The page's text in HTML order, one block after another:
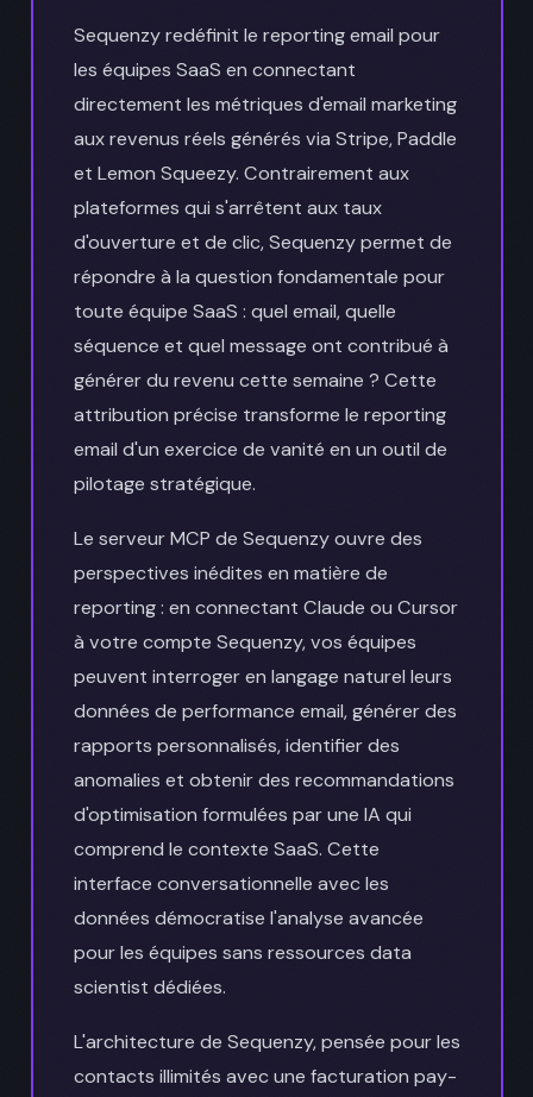
Sequenzy redéfinit le reporting email pour
les équipes SaaS en connectant
directement les métriques d'email marketing
aux revenus réels générés via Stripe, Paddle
et Lemon Squeezy. Contrairement aux
plateformes qui s'arrêtent aux taux
d'ouverture et de clic, Sequenzy permet de
répondre à la question fondamentale pour
toute équipe SaaS : quel email, quelle
séquence et quel message ont contribué à
générer du revenu cette semaine ? Cette
attribution précise transforme le reporting
email d'un exercice de vanité en un outil de
pilotage stratégique.
Le serveur MCP de Sequenzy ouvre des
perspectives inédites en matière de
reporting : en connectant Claude ou Cursor
à votre compte Sequenzy, vos équipes
peuvent interroger en langage naturel leurs
données de performance email, générer des
rapports personnalisés, identifier des
anomalies et obtenir des recommandations
d'optimisation formulées par une IA qui
comprend le contexte SaaS. Cette
interface conversationnelle avec les
données démocratise l'analyse avancée
pour les équipes sans ressources data
scientist dédiées.
L'architecture de Sequenzy, pensée pour les
contacts illimités avec une facturation pay-